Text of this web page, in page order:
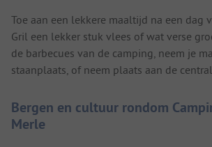
Toe aan een lekkere maaltijd na een dag
Gril een lekker stuk vlees of wat verse
de barbecues van de camping, neem je
staanplaats, of neem plaats aan de
Bergen en cultuur rondom
Merle